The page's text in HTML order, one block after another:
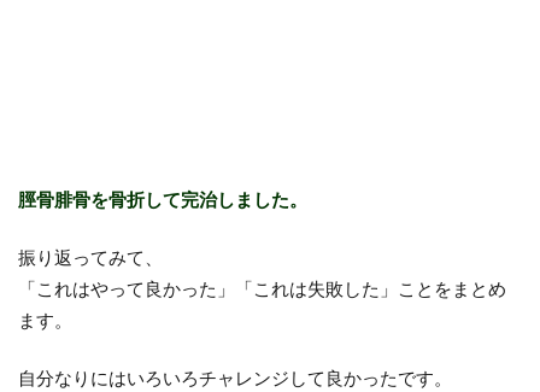
脛骨腓骨を骨折して完治しました。
振り返ってみて、
「これはやって良かった」「これは失敗した」ことをまとめ
ます。
自分なりにはいろいろチャレンジして良かったです。